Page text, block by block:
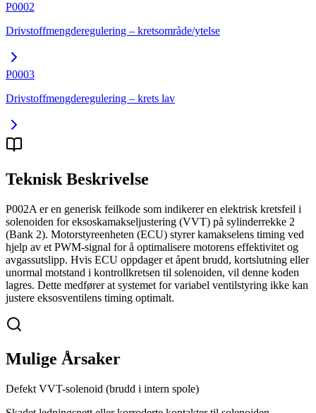
P0002
Drivstoffmengderegulering – kretsområde/ytelse
P0003
Drivstoffmengderegulering – krets lav
Teknisk Beskrivelse
P002A er en generisk feilkode som indikerer en elektrisk kretsfeil i
solenoiden for eksoskamakseljustering (VVT) på sylinderrekke 2
(Bank 2). Motorstyreenheten (ECU) styrer kamakselens timing ved
hjelp av et PWM-signal for å optimalisere motorens effektivitet og
avgassutslipp. Hvis ECU oppdager et åpent brudd, kortslutning eller
unormal motstand i kontrollkretsen til solenoiden, vil denne koden
lagres. Dette medfører at systemet for variabel ventilstyring ikke kan
justere eksosventilens timing optimalt.
Mulige Årsaker
Defekt VVT-solenoid (brudd i intern spole)